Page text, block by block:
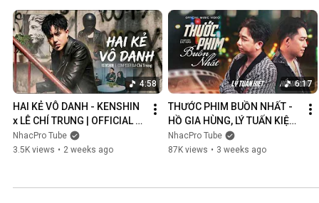
4:58
HAI KẺ VÔ DANH - KENSHIN
x LÊ CHÍ TRUNG | OFFICIAL
MUSIC VIDEO
NhacPro Tube
3.5K views • 2 weeks ago
6:17
THƯỚC PHIM BUỒN NHẤT -
HỒ GIA HÙNG, LÝ TUẤN KIỆT |
OFFICIAL MUSIC VIDEO
NhacPro Tube
87K views • 3 weeks ago